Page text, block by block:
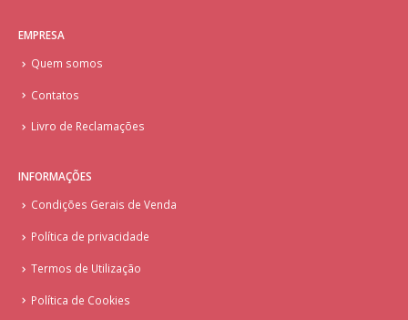
EMPRESA
Quem somos
Contatos
Livro de Reclamações
INFORMAÇÕES
Condições Gerais de Venda
Política de privacidade
Termos de Utilização
Política de Cookies